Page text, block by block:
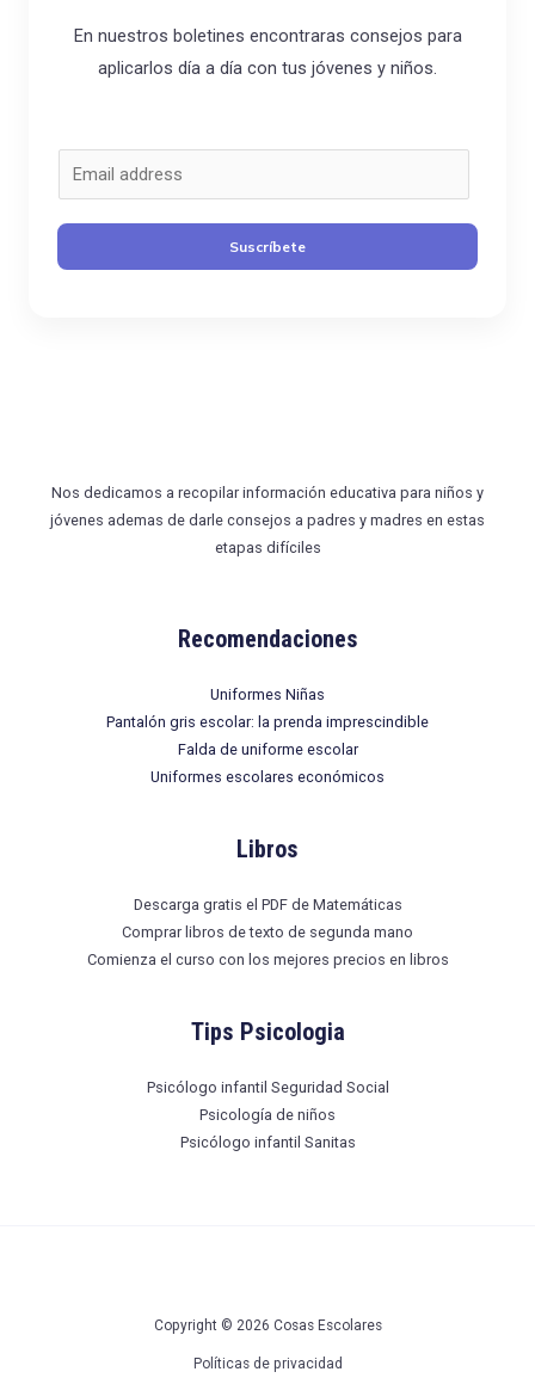
En nuestros boletines encontraras consejos para
aplicarlos día a día con tus jóvenes y niños.
o
r
r
Suscríbete
Nos dedicamos a recopilar información educativa para niños y
jóvenes ademas de darle consejos a padres y madres en estas
etapas difíciles
Recomendaciones
Uniformes Niñas
Pantalón gris escolar: la prenda imprescindible
Falda de uniforme escolar
Uniformes escolares económicos
Libros
Descarga gratis el PDF de Matemáticas
Comprar libros de texto de segunda mano
Comienza el curso con los mejores precios en libros
Tips Psicologia
Psicólogo infantil Seguridad Social
Psicología de niños
Psicólogo infantil Sanitas
Copyright © 2026 Cosas Escolares
Políticas de privacidad